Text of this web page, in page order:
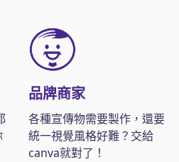
品牌商家
各種宣傳物需要製作，還要
統一視覺風格好難？交給
canva就對了！